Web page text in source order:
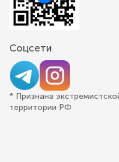
Соцсети
* Признана
территории РФ